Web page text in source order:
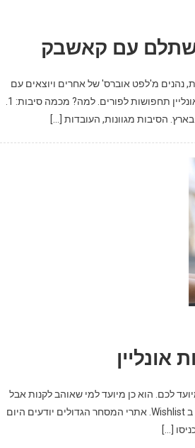
משתלם עם קאשבק
נהנים מ'לפט אוברס' של אחרים ויוצאים עם
תחפושת שמורכבת מטלאים? סתם כי אנחנו עצלנים. השנה, מקדימים תרופה למכה ומזמינים אונליין תחפושות לפורים. למה? מכמה סיבות: 1.
הסיבות מגוונות, העובדות […]
לכם. הוא כן מיועד למי שאוהב לקנות אבל
רוצה לחסוך והוא הורכב מעצות של תחמני צרכנות נבונה רבים מרחבי הרשת. 1. תשמרו מוצרים ב Wishlist. אתרי המסחר הגדולים יודעים היום
[…]